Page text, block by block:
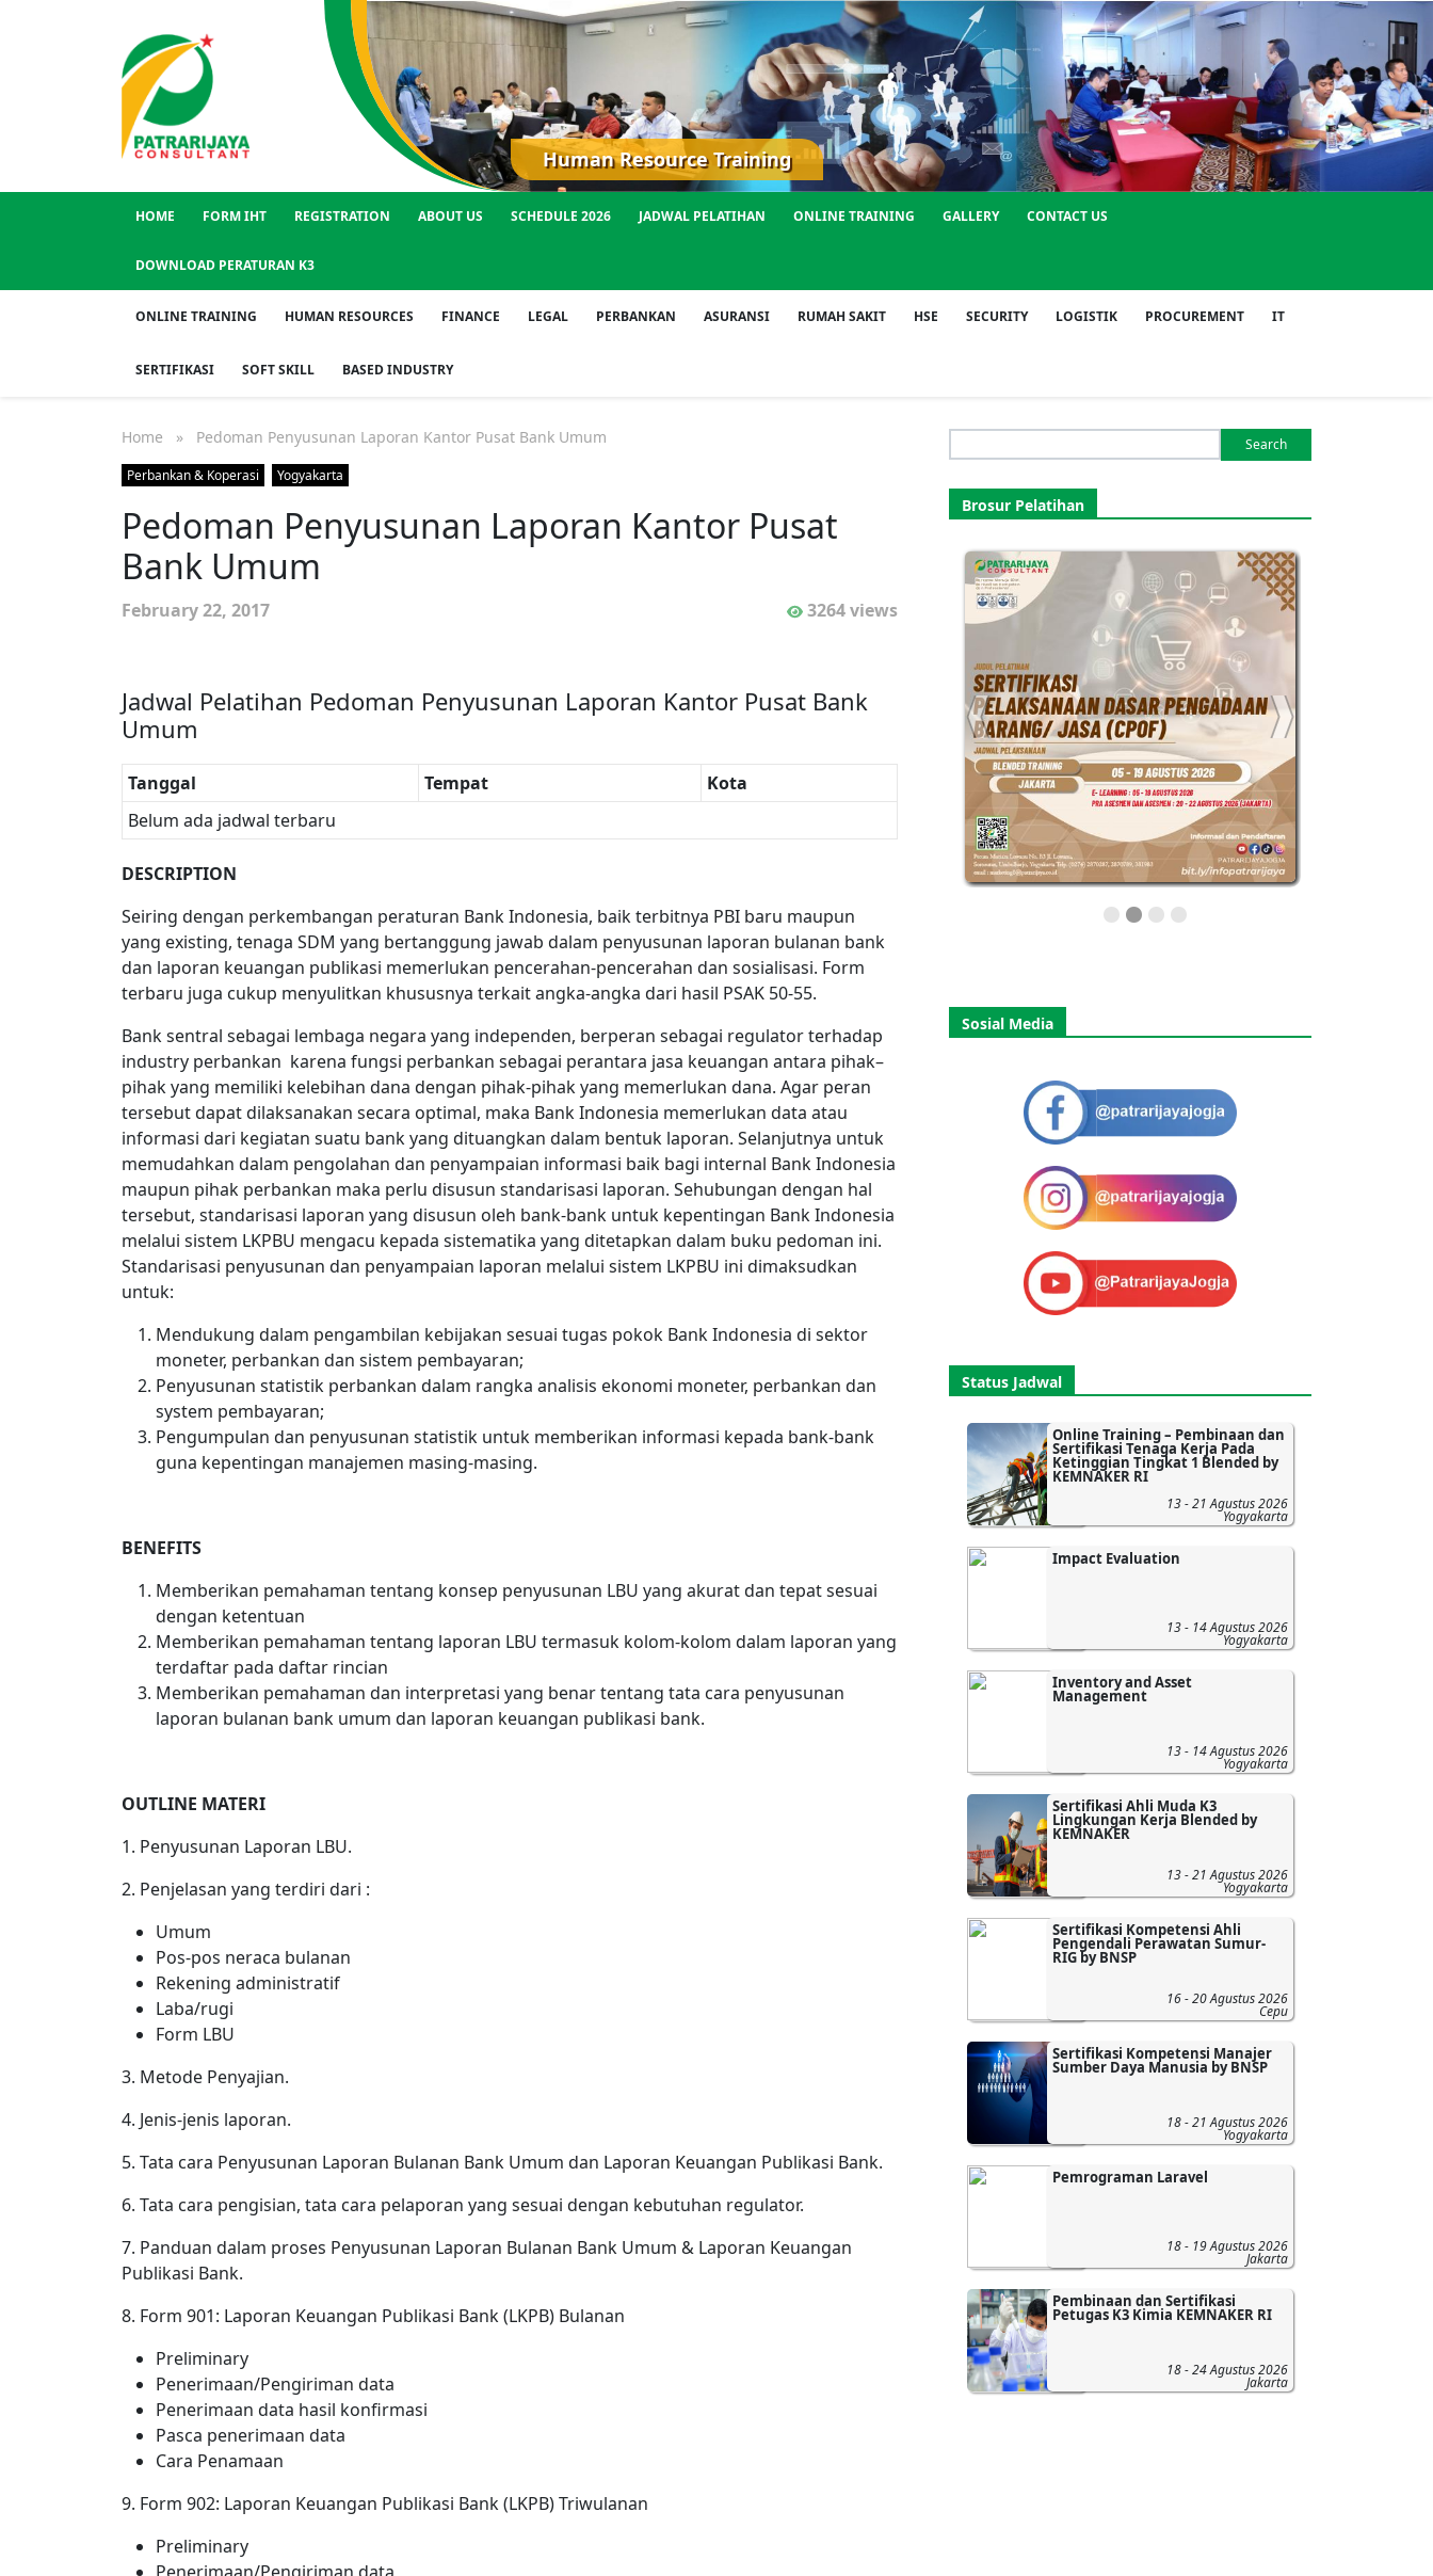
Human Resource Training
HOME FORM IHT REGISTRATION ABOUT US SCHEDULE 2026 JADWAL PELATIHAN ONLINE TRAINING GALLERY CONTACT US
DOWNLOAD PERATURAN K3
ONLINE TRAINING HUMAN RESOURCES FINANCE LEGAL PERBANKAN ASURANSI RUMAH SAKIT HSE SECURITY LOGISTIK PROCUREMENT IT
SERTIFIKASI SOFT SKILL BASED INDUSTRY
Home » Pedoman Penyusunan Laporan Kantor Pusat Bank Umum
Perbankan & Koperasi Yogyakarta
Pedoman Penyusunan Laporan Kantor Pusat
Bank Umum
February 22, 2017 3264 views
Jadwal Pelatihan Pedoman Penyusunan Laporan Kantor Pusat Bank
Umum
Tanggal Tempat
Kota
Belum ada jadwal terbaru
DESCRIPTION
Seiring dengan perkembangan peraturan Bank Indonesia, baik terbitnya PBI baru maupun
yang existing, tenaga SDM yang bertanggung jawab dalam penyusunan laporan bulanan bank
dan laporan keuangan publikasi memerlukan pencerahan-pencerahan dan sosialisasi. Form
terbaru juga cukup menyulitkan khususnya terkait angka-angka dari hasil PSAK 50-55.
Bank sentral sebagai lembaga negara yang independen, berperan sebagai regulator terhadap
industry perbankan karena fungsi perbankan sebagai perantara jasa keuangan antara pihak–
pihak yang memiliki kelebihan dana dengan pihak-pihak yang memerlukan dana. Agar peran
tersebut dapat dilaksanakan secara optimal, maka Bank Indonesia memerlukan data atau
informasi dari kegiatan suatu bank yang dituangkan dalam bentuk laporan. Selanjutnya untuk
memudahkan dalam pengolahan dan penyampaian informasi baik bagi internal Bank Indonesia
maupun pihak perbankan maka perlu disusun standarisasi laporan. Sehubungan dengan hal
tersebut, standarisasi laporan yang disusun oleh bank-bank untuk kepentingan Bank Indonesia
melalui sistem LKPBU mengacu kepada sistematika yang ditetapkan dalam buku pedoman ini.
Standarisasi penyusunan dan penyampaian laporan melalui sistem LKPBU ini dimaksudkan
untuk:
Mendukung dalam pengambilan kebijakan sesuai tugas pokok Bank Indonesia di sektor
moneter, perbankan dan sistem pembayaran;
Penyusunan statistik perbankan dalam rangka analisis ekonomi moneter, perbankan dan
system pembayaran;
Pengumpulan dan penyusunan statistik untuk memberikan informasi kepada bank-bank
guna kepentingan manajemen masing-masing.
BENEFITS
Memberikan pemahaman tentang konsep penyusunan LBU yang akurat dan tepat sesuai
dengan ketentuan
Memberikan pemahaman tentang laporan LBU termasuk kolom-kolom dalam laporan yang
terdaftar pada daftar rincian
Memberikan pemahaman dan interpretasi yang benar tentang tata cara penyusunan
laporan bulanan bank umum dan laporan keuangan publikasi bank.
OUTLINE MATERI
1. Penyusunan Laporan LBU.
2. Penjelasan yang terdiri dari :
Umum
Pos-pos neraca bulanan
Rekening administratif
Laba/rugi
Form LBU
3. Metode Penyajian.
4. Jenis-jenis laporan.
5. Tata cara Penyusunan Laporan Bulanan Bank Umum dan Laporan Keuangan Publikasi Bank.
6. Tata cara pengisian, tata cara pelaporan yang sesuai dengan kebutuhan regulator.
7. Panduan dalam proses Penyusunan Laporan Bulanan Bank Umum & Laporan Keuangan
Publikasi Bank.
8. Form 901: Laporan Keuangan Publikasi Bank (LKPB) Bulanan
Preliminary
Penerimaan/Pengiriman data
Penerimaan data hasil konfirmasi
Pasca penerimaan data
Cara Penamaan
9. Form 902: Laporan Keuangan Publikasi Bank (LKPB) Triwulanan
Preliminary
for:
Brosur Pelatihan
Sosial Media
Status Jadwal
Online Training – Pembinaan dan
Sertifikasi Tenaga Kerja Pada
Ketinggian Tingkat 1 Blended by
KEMNAKER RI
13 - 21 Agustus 2026
Yogyakarta
Impact Evaluation
13 - 14 Agustus 2026
Yogyakarta
Inventory and Asset
Management
13 - 14 Agustus 2026
Yogyakarta
Sertifikasi Ahli Muda K3
Lingkungan Kerja Blended by
KEMNAKER
13 - 21 Agustus 2026
Yogyakarta
Sertifikasi Kompetensi Ahli
Pengendali Perawatan Sumur-
RIG by BNSP
16 - 20 Agustus 2026
Cepu
Sertifikasi Kompetensi Manajer
Sumber Daya Manusia by BNSP
18 - 21 Agustus 2026
Yogyakarta
Pemrograman Laravel
18 - 19 Agustus 2026
Jakarta
Pembinaan dan Sertifikasi
Petugas K3 Kimia KEMNAKER RI
18 - 24 Agustus 2026
Jakarta